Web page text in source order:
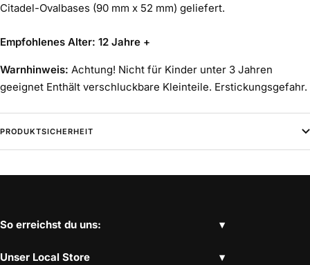
Citadel-Ovalbases (90 mm x 52 mm) geliefert.
Empfohlenes Alter: 12 Jahre +
Warnhinweis: Achtung! Nicht für Kinder unter 3 Jahren
geeignet Enthält verschluckbare Kleinteile. Erstickungsgefahr.
PRODUKTSICHERHEIT
So erreichst du uns:
Unser Local Store